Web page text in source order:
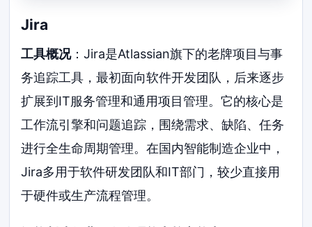
Jira
工具概况：Jira是Atlassian旗下的老牌项目与事
务追踪工具，最初面向软件开发团队，后来逐步
扩展到IT服务管理和通用项目管理。它的核心是
工作流引擎和问题追踪，围绕需求、缺陷、任务
进行全生命周期管理。在国内智能制造企业中，
Jira多用于软件研发团队和IT部门，较少直接用
于硬件或生产流程管理。